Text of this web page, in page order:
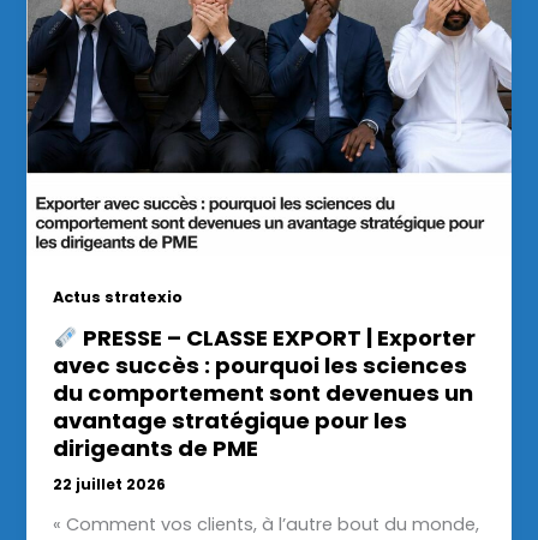
Actus stratexio
PRESSE – CLASSE EXPORT | Exporter
avec succès : pourquoi les sciences
du comportement sont devenues un
avantage stratégique pour les
dirigeants de PME
22 juillet 2026
« Comment vos clients, à l’autre bout du monde,